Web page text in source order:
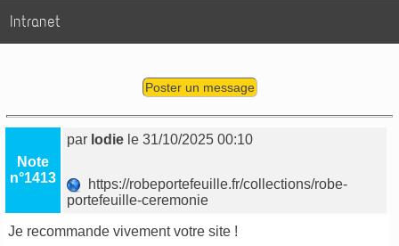
Intranet
Poster un message
Note
n°1413
par lodie le 31/10/2025 00:10
https://robeportefeuille.fr/collections/robe-
portefeuille-ceremonie
Je recommande vivement votre site !